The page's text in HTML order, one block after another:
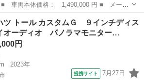
名： トール ■ グレード名： カスタム
Ｃ ドラレコ 新車保証・まごころ保
ル
ツ トール カスタムＧ ９インチディス
オーディオ パノラマモニター…
円
2023年
提携サイト 7月27日